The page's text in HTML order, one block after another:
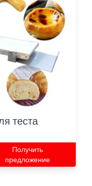
теста
Получить
предложение